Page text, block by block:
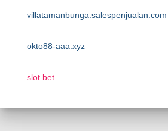
villatamanbunga.salespenjualan.com
okto88-aaa.xyz
slot bet